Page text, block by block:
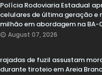
Polícia Rodoviaria Estadual
celulares de última geração e
milhão em abordagem na BA-
August 07, 2026
rajadas de fuzil assustam
durante tiroteio em Areia